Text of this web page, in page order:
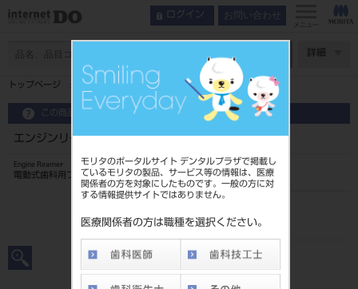
モリタのポータルサイト デンタルプラザで掲載し
ているモリタの製品、サービス等の情報は、医療
関係者の方を対象にしたものです。一般の方に対
する情報提供サイトではありません。
医療関係者の方は職種を選択ください。
ログイン お問い合わせ
メニュー
詳細
トップページ エンジンリーマ 25mm 6入 ＃35
この商品に関するお問い合わせ
エンジンリーマ 25mm 6入 ＃35
Engine Reamer
電動式歯科用ファイル
20239008135
JAN/EANコード